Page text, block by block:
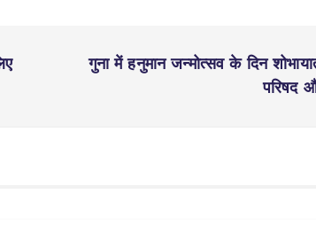
गुना में हनुमान जन्मोत्सव के दिन
परिषद